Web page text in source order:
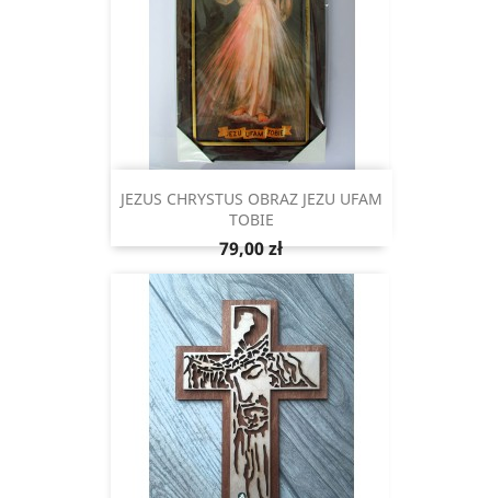
JEZUS CHRYSTUS OBRAZ JEZU UFAM
TOBIE
Cena
79,00 zł